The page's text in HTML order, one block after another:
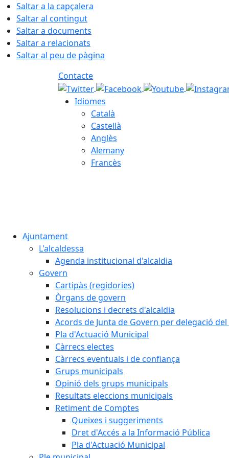
Saltar a la capçalera
Saltar al contingut
Saltar a documents
Saltar a relacionats
Saltar al peu de pàgina
Contacte
Idiomes
Català
Castellà
Anglès
Alemany
Francès
Ajuntament
L'alcaldessa
Agenda institucional d'alcaldia
Govern
Cartipàs (regidories)
Òrgans de govern
Resolucions i decrets d'alcaldia
Acords de Junta de Govern per delegació del
Pla d'Actuació Municipal
Càrrecs electes
Càrrecs eventuals i de confiança
Grups municipals
Opinió dels grups municipals
Resultats eleccions municipals
Retiment de Comptes
Queixes i suggeriments
Dret d'Accés a la Informació Pública
Pla d'Actuació Municipal